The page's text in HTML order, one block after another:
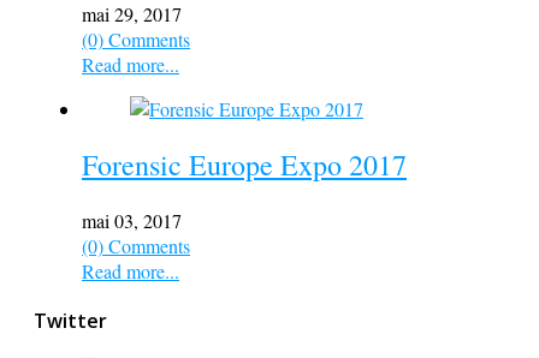
mai 29, 2017
(0) Comments
Read more...
Forensic Europe Expo 2017
mai 03, 2017
(0) Comments
Read more...
Twitter